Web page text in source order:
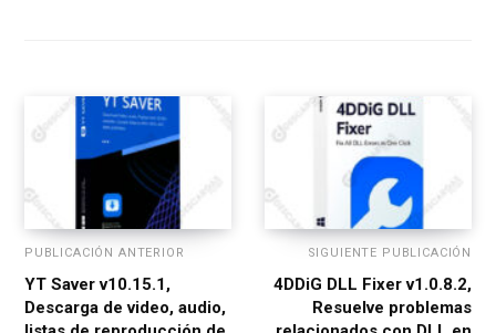
PUBLICACIÓN ANTERIOR
YT Saver v10.15.1,
Descarga de video, audio,
SIGUIENTE PUBLICACIÓN
4DDiG DLL Fixer v1.0.8.2,
Resuelve problemas